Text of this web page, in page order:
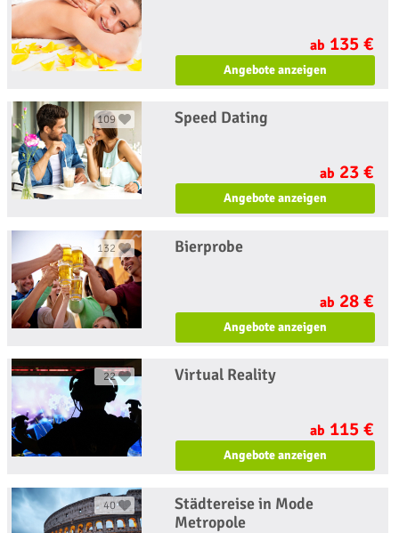
ab 135 €
Angebote anzeigen
109 Speed Dating
ab 23 €
Angebote anzeigen
132 Bierprobe
ab 28 €
Angebote anzeigen
22 Virtual Reality
ab 115 €
Angebote anzeigen
40
Städtereise in Mode
Metropole